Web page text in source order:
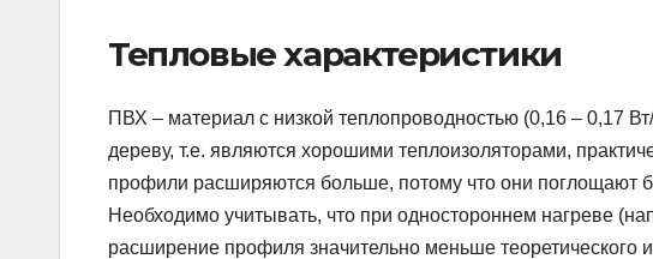
Тепловые характеристики
ПВХ – материал с низкой теплопроводностью (0,16 – 0,17
дереву, т.е. являются хорошими теплоизоляторами,
профили расширяются больше, потому что они поглощают
Необходимо учитывать, что при одностороннем нагреве
расширение профиля значительно меньше теоретического